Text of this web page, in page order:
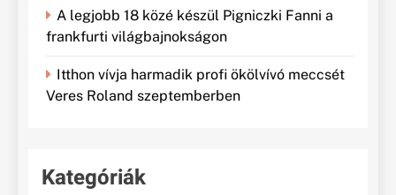
A legjobb 18 közé készül Pigniczki Fanni a
frankfurti világbajnokságon
Itthon vívja harmadik profi ökölvívó meccsét
Veres Roland szeptemberben
Kategóriák